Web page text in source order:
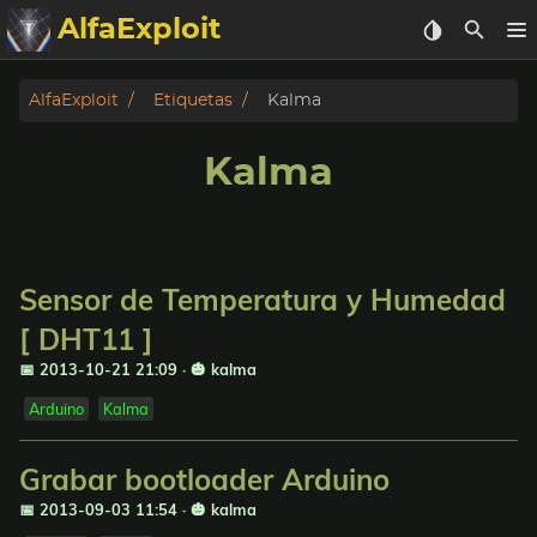
AlfaExploit
Categorias
Badguys
AlfaExploit Etiquetas Kalma
Kalma
Sensor de Temperatura y Humedad
[ DHT11 ]
📅 2013-10-21 21:09 · 🎃 kalma
Arduino Kalma
Grabar bootloader Arduino
📅 2013-09-03 11:54 · 🎃 kalma